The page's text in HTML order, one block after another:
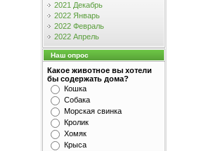
2021 Декабрь
2022 Январь
2022 Февраль
2022 Апрель
Наш опрос
Какое животное вы хотели
бы содержать дома?
Кошка
Собака
Морская свинка
Кролик
Хомяк
Крыса